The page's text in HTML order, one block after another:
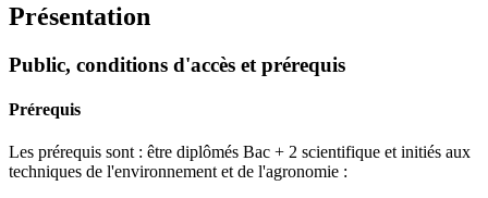
Présentation
Public, conditions d'accès et prérequis
Prérequis
Les prérequis sont : être diplômés Bac + 2 scientifique et initiés aux
techniques de l'environnement et de l'agronomie :